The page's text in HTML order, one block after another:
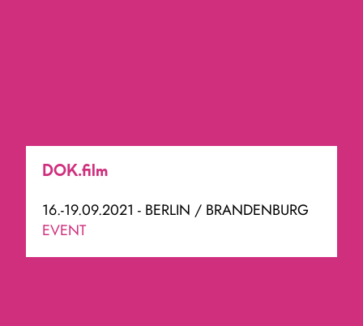
DOK.film
16.-19.09.2021 - BERLIN / BRANDENBURG
EVENT